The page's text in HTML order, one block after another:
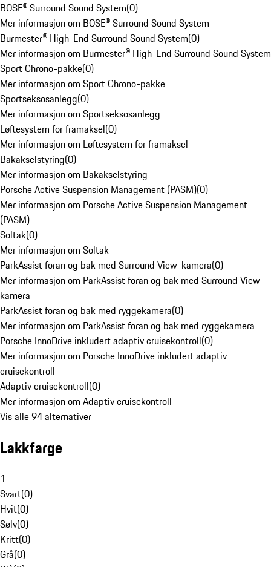
BOSE® Surround Sound System(0)
Mer informasjon om BOSE® Surround Sound System
Burmester® High-End Surround Sound System(0)
Mer informasjon om Burmester® High-End Surround Sound System
Sport Chrono-pakke(0)
Mer informasjon om Sport Chrono-pakke
Sportseksosanlegg(0)
Mer informasjon om Sportseksosanlegg
Løftesystem for framaksel(0)
Mer informasjon om Løftesystem for framaksel
Bakakselstyring(0)
Mer informasjon om Bakakselstyring
Porsche Active Suspension Management (PASM)(0)
Mer informasjon om Porsche Active Suspension Management
(PASM)
Soltak(0)
Mer informasjon om Soltak
ParkAssist foran og bak med Surround View-kamera(0)
Mer informasjon om ParkAssist foran og bak med Surround View-
kamera
ParkAssist foran og bak med ryggekamera(0)
Mer informasjon om ParkAssist foran og bak med ryggekamera
Porsche InnoDrive inkludert adaptiv cruisekontroll(0)
Mer informasjon om Porsche InnoDrive inkludert adaptiv
cruisekontroll
Adaptiv cruisekontroll(0)
Mer informasjon om Adaptiv cruisekontroll
Vis alle 94 alternativer
Lakkfarge
1
Svart(0)
Hvit(0)
Sølv(0)
Kritt(0)
Grå(0)